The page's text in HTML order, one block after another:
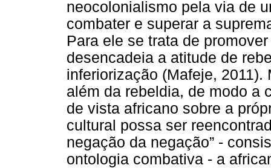
neocolonialismo pela via de
combater e superar a
Para ele se trata de
desencadeia a atitude de
inferiorização (Mafeje,
além da rebeldia, de modo a
de vista africano sobre a
cultural possa ser
negação da negação” -
ontologia combativa - a